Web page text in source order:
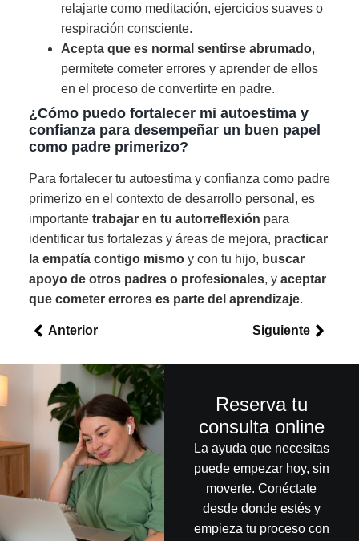
relajarte como meditación, ejercicios suaves o
respiración consciente.
Acepta que es normal sentirse abrumado,
permítete cometer errores y aprender de ellos
en el proceso de convertirte en padre.
¿Cómo puedo fortalecer mi autoestima y
confianza para desempeñar un buen papel
como padre primerizo?
Para fortalecer tu autoestima y confianza como padre
primerizo en el contexto de desarrollo personal, es
importante trabajar en tu autorreflexión para
identificar tus fortalezas y áreas de mejora, practicar
la empatía contigo mismoy con tu hijo, buscar
apoyo de otros padres o profesionales, y aceptar
que cometer errores es parte del aprendizaje.
Anterior Siguiente
Reserva tu
consulta online
La ayuda que necesitas
puede empezar hoy, sin
moverte. Conéctate
desde donde estés y
empieza tu proceso con